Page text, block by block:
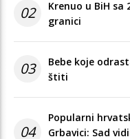
02
Krenuo u BiH sa
granici
03
Bebe koje
štiti
04
Popularni
Grbavici: Sad